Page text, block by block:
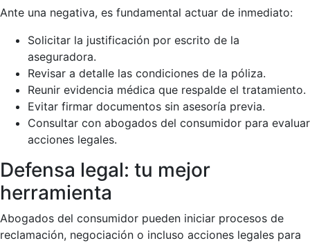
Ante una negativa, es fundamental actuar de inmediato:
Solicitar la justificación por escrito de la
aseguradora.
Revisar a detalle las condiciones de la póliza.
Reunir evidencia médica que respalde el tratamiento.
Evitar firmar documentos sin asesoría previa.
Consultar con abogados del consumidor para evaluar
acciones legales.
Defensa legal: tu mejor
herramienta
Abogados del consumidor pueden iniciar procesos de
reclamación, negociación o incluso acciones legales para